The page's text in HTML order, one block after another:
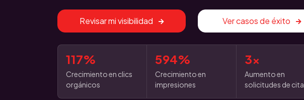
Revisar mi visibilidad Ver casos de éxito
117%
Crecimiento en clics
orgánicos
594%
Crecimiento en
impresiones
3x
Aumento en
solicitudes de cita